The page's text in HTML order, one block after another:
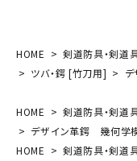
HOME 剣道防具・剣
ツバ・鍔 [竹刀用]
HOME 剣道防具・剣
デザイン革鍔 幾何学
HOME
剣道防具・剣